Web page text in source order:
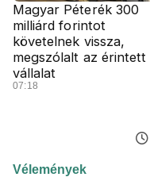
Magyar Péterék 300
milliárd forintot
követelnek vissza,
megszólalt az érintett
vállalat
07:18
Vélemények